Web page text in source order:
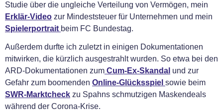
Studie über die ungleiche Verteilung von Vermögen, mein
Erklär-Video zur Mindeststeuer für Unternehmen und mein
Spielerportrait beim FC Bundestag.
Außerdem durfte ich zuletzt in einigen Dokumentationen
mitwirken, die kürzlich ausgestrahlt wurden. So etwa bei den
ARD-Dokumentationen zum Cum-Ex-Skandal und zur
Gefahr zum boomenden Online-Glücksspiel sowie beim
SWR-Marktcheck zu Spahns schmutzigen Maskendeals
während der Corona-Krise.